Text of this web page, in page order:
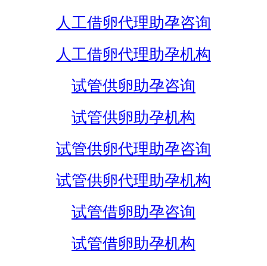
人工借卵代理助孕咨询
人工借卵代理助孕机构
试管供卵助孕咨询
试管供卵助孕机构
试管供卵代理助孕咨询
试管供卵代理助孕机构
试管借卵助孕咨询
试管借卵助孕机构